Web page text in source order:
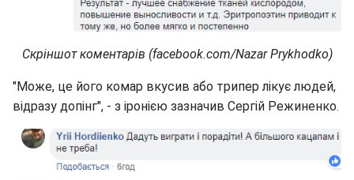
Скріншот коментарів (facebook.com/Nazar Prykhodko)
"Може, це його комар вкусив або трипер лікує людей,
відразу допінг", - з іронією зазначив Сергій Режиненко.